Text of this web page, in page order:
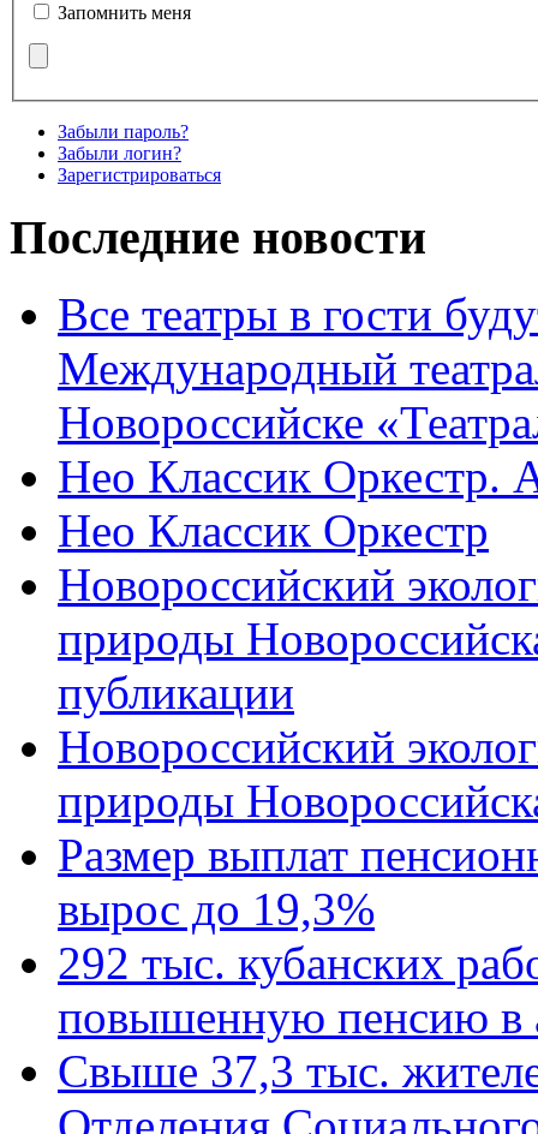
Запомнить меня
Забыли пароль?
Забыли логин?
Зарегистрироваться
Последние новости
Все театры в гости
Международный
Новороссийске
Нео Классик Оркестр.
Нео Классик Оркестр
Новороссийский
природы
публикации
Новороссийский
природы
Размер выплат
вырос до 19,3%
292 тыс. кубанских
повышенную пенсию в
Свыше 37,3 тыс.